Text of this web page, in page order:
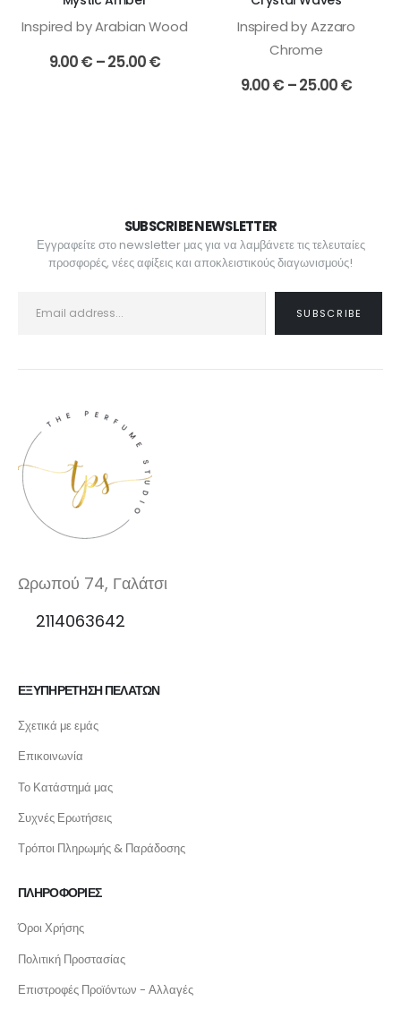
σελίδα
προϊόντος
Inspired by Arabian Wood
9.00€ –25.00€Price
σελίδαInspired by Azzaro
Chrome
9.00€ –25.00€Price
SUBSCRIBE NEWSLETTER
Εγγραφείτε στο newsletter μας για να λαμβάνετε τις τελευταίες
προσφορές, νέες αφίξεις και αποκλειστικούς διαγωνισμούς!
Ωρωπού 74, Γαλάτσι
2114063642
ΕΞΥΠΗΡΕΤΗΣΗ ΠΕΛΑΤΩΝ
Σχετικά με εμάς
Επικοινωνία
Το Κατάστημά μας
Συχνές Ερωτήσεις
Τρόποι Πληρωμής & Παράδοσης
ΠΛΗΡΟΦΟΡΙΕΣ
Όροι Χρήσης
Πολιτική Προστασίας
Επιστροφές Προϊόντων - Αλλαγές